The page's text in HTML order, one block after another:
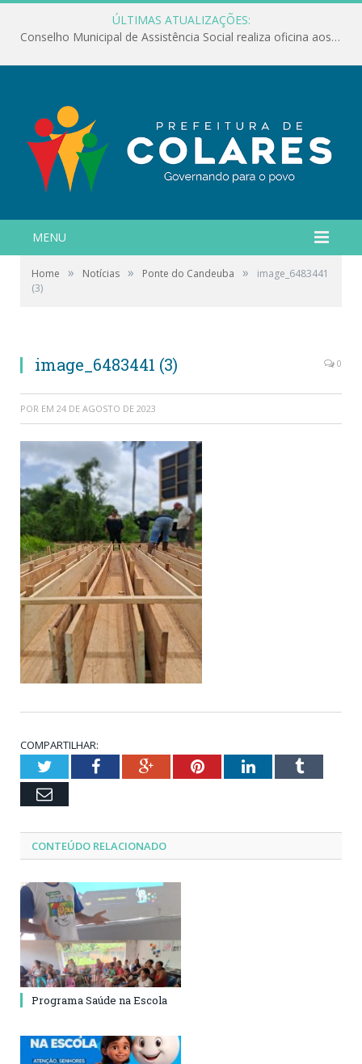
ÚLTIMAS ATUALIZAÇÕES:
Conselho Municipal de Assistência Social realiza oficina aos servidores
MENU
Home » Notícias » Ponte do Candeuba »
image_6483441
(3)
image_6483441 (3) 0
POR EM 24 DE AGOSTO DE 2023
COMPARTILHAR:
TwitterFacebookGoogle+PinterestLinkedInTumblr
Email
CONTEÚDO RELACIONADO
Programa Saúde na Escola